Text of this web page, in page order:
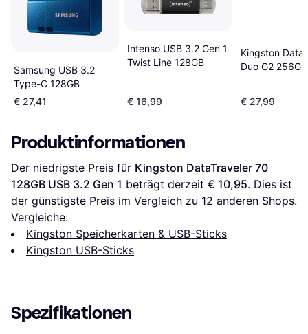
Samsung USB 3.2
Type-C 128GB
€ 27,41
Intenso USB 3.2 Gen 1
Twist Line 128GB
€ 16,99
Kingston
Duo G2
€ 27,99
Produktinformationen
Der niedrigste Preis für Kingston DataTraveler 70
128GB USB 3.2 Gen 1 beträgt derzeit € 10,95. Dies ist
der günstigste Preis im Vergleich zu 12 anderen Shops.
Vergleiche:
Kingston Speicherkarten & USB-Sticks
Kingston USB-Sticks
Spezifikationen